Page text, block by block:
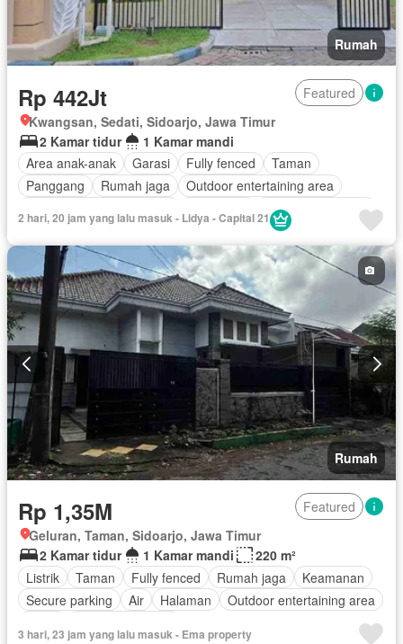
Rumah
Rp 442Jt
Featured
Kwangsan, Sedati, Sidoarjo, Jawa Timur
2 Kamar tidur
1 Kamar mandi
Area anak-anak
Garasi Fully fenced
Taman
Panggang
Rumah jaga
Outdoor entertaining area
Keamanan 24 jam
Televisi
Teras Lapangan tenis Kabel video
Wifi
Halaman
Tanpa perabotan
2 hari, 20 jam yang lalu masuk - Lidya - Capital 21
Rumah
Rp 1,35M
Featured
Geluran, Taman, Sidoarjo, Jawa Timur
2 Kamar tidur
1 Kamar mandi
220 m²
Listrik
Taman Fully fenced Rumah jaga
Keamanan
Secure parking
Air Halaman
Outdoor entertaining area
3 hari, 23 jam yang lalu masuk - Ema property